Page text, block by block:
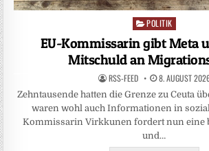
Posted
in
POLITIK
EU-Kommissarin gibt Meta
Mitschuld an
RSS-FEED 8. AUGUST
Zehntausende hatten die Grenze zu Ceuta
waren wohl auch Informationen in
Kommissarin Virkkunen fordert nun eine
und…